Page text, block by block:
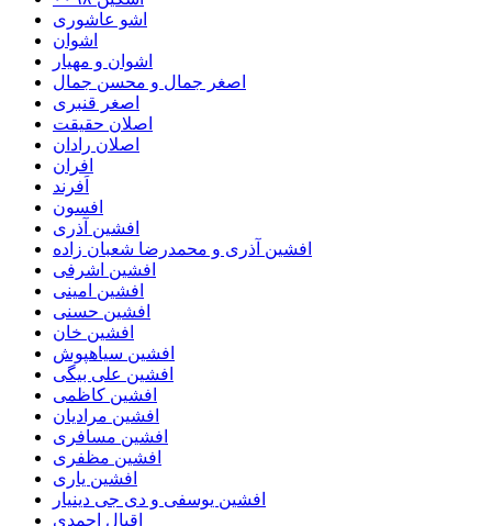
اشو عاشوری
اشوان
اشوان و مهیار
اصغر جمال و محسن جمال
اصغر قنبری
اصلان حقیقت
اصلان رادان
افران
اَفرند
افسون
افشین آذری
افشین آذری و محمدرضا شعبان زاده
افشین اشرفی
افشین امینی
افشین حسنی
افشین خان
افشین سیاهپوش
افشین علی بیگی
افشین کاظمی
افشین مرادیان
افشین مسافری
افشین مظفری
افشین یاری
افشین یوسفی و دی جی دینیار
اقبال احمدی